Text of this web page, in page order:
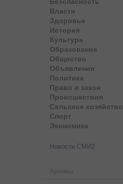
Власти
Здоровье
История
Культура
Образование
Общество
Объявления
Политика
Право и закон
Происшествия
Сельское хозяйство
Спорт
Экономика
Новости СМИ2
Архивы